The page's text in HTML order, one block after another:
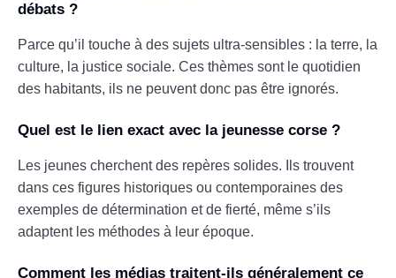
débats ?
Parce qu’il touche à des sujets ultra-sensibles : la terre, la
culture, la justice sociale. Ces thèmes sont le quotidien
des habitants, ils ne peuvent donc pas être ignorés.
Quel est le lien exact avec la jeunesse corse ?
Les jeunes cherchent des repères solides. Ils trouvent
dans ces figures historiques ou contemporaines des
exemples de détermination et de fierté, même s’ils
adaptent les méthodes à leur époque.
Comment les médias traitent-ils généralement ce